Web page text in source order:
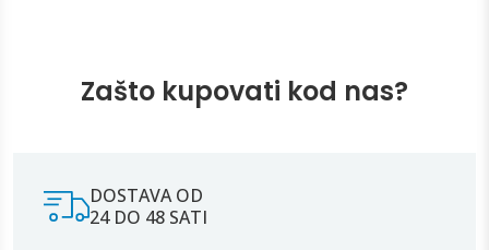
Zašto kupovati kod nas?
DOSTAVA OD
24 DO 48 SATI